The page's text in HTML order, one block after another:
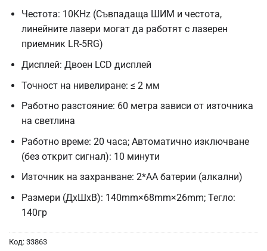
Честота: 10KHz (Съвпадаща ШИМ и честота,
линейните лазери могат да работят с лазерен
приемник LR-5RG)
Дисплей: Двоен LCD дисплей
Точност на нивелиране: ≤ 2 мм
Работно разстояние: 60 метра зависи от източника
на светлина
Работно време: 20 часа; Автоматично изключване
(без открит сигнал): 10 минути
Източник на захранване: 2*AA батерии (алкални)
Размери (ДxШxВ): 140mm×68mm×26mm; Тегло:
140гр
Код: 33863